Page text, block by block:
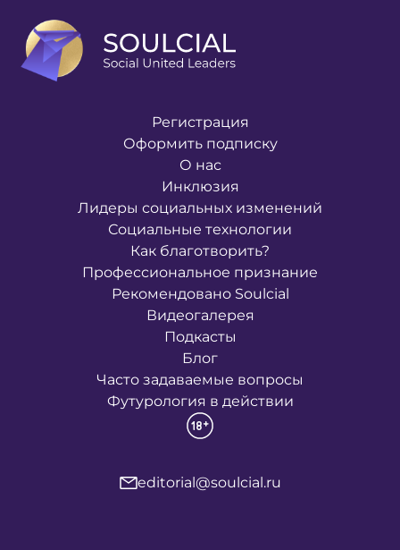
Регистрация
Оформить подписку
О нас
Инклюзия
Лидеры социальных изменений
Социальные технологии
Как благотворить?
Профессиональное признание
Рекомендовано Soulcial
Видеогалерея
Подкасты
Блог
Часто задаваемые вопросы
Футурология в действии
editorial@soulcial.ru